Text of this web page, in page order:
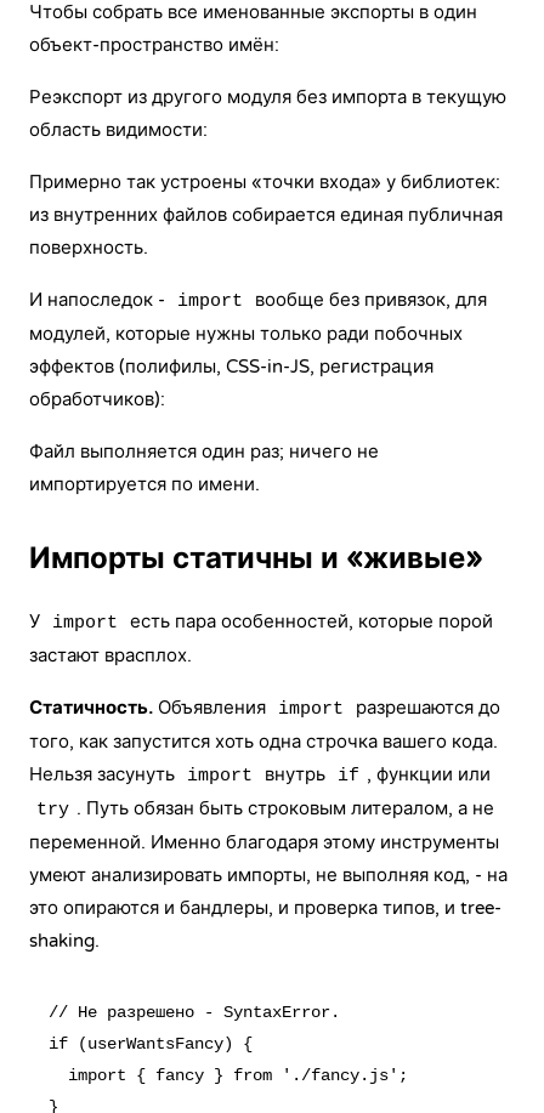
Чтобы собрать все именованные экспорты в один
объект-пространство имён:
Реэкспорт из другого модуля без импорта в текущую
область видимости:
Примерно так устроены «точки входа» у библиотек:
из внутренних файлов собирается единая публичная
поверхность.
И напоследок - import
вообще без привязок, для
модулей, которые нужны только ради побочных
эффектов (полифилы, CSS-in-JS, регистрация
обработчиков):
Файл выполняется один раз; ничего не
импортируется по имени.
Импорты статичны и «живые»
У import
есть пара особенностей, которые порой
застают врасплох.
Статичность. Объявления import
разрешаются до
того, как запустится хоть одна строчка вашего кода.
Нельзя засунуть
import внутрь if , функции или
try . Путь обязан быть строковым литералом, а не
переменной. Именно благодаря этому инструменты
умеют анализировать импорты, не выполняя код, - на
это опираются и бандлеры, и проверка типов, и tree-
shaking.
// Не разрешено - SyntaxError.
if (userWantsFancy) {
  import { fancy } from './fancy.js';